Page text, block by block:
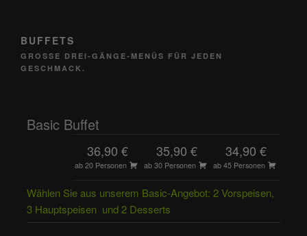
BUFFETS
GROSSE DREI-GÄNGE-MENÜS FÜR JEDEN G
ESCHMACK.
Basic Buffet
36,90 €
ab 20 Personen
35,90 €
ab 30 Personen
34,90 €
ab 45 Personen
Wählen Sie aus unserem Basic-Angebot: 2 Vorspeisen,
3 Hauptspeisen und 2 Desserts